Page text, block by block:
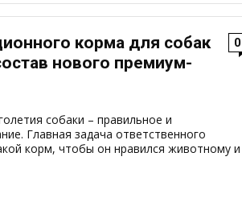
корма для собак
нового премиум-
0
собаки – правильное и
Главная задача ответственного
корм, чтобы он нравился животному и